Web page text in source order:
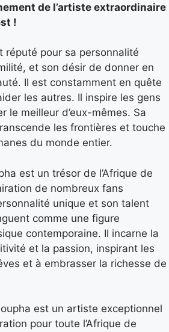
de l’artiste extraordinaire
!
réputé pour sa personnalité
et son désir de donner en
Il est constamment en quête
les autres. Il inspire les gens
le meilleur d’eux-mêmes. Sa
les frontières et touche
du monde entier.
est un trésor de l’Afrique de
de nombreux fans
unique et son talent
comme une figure
contemporaine. Il incarne la
et la passion, inspirant les
et à embrasser la richesse de
est un artiste exceptionnel
pour toute l’Afrique de